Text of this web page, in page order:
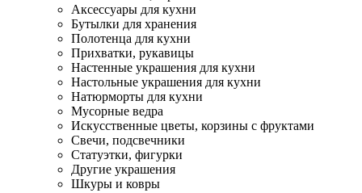
Аксессуары для кухни
Бутылки для хранения
Полотенца для кухни
Прихватки, рукавицы
Настенные украшения для кухни
Настольные украшения для кухни
Натюрморты для кухни
Мусорные ведра
Искусственные цветы, корзины с фруктами
Свечи, подсвечники
Статуэтки, фигурки
Другие украшения
Шкуры и ковры